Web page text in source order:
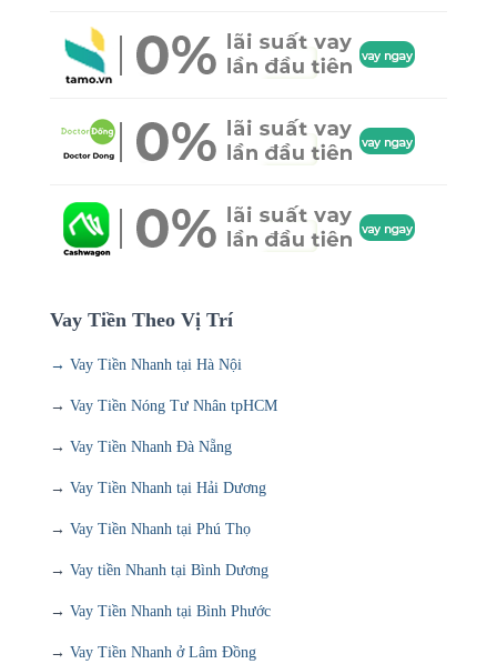
Vay Tiền Theo Vị Trí
→ Vay Tiền Nhanh tại Hà Nội
→ Vay Tiền Nóng Tư Nhân tpHCM
→ Vay Tiền Nhanh Đà Nẵng
→ Vay Tiền Nhanh tại Hải Dương
→ Vay Tiền Nhanh tại Phú Thọ
→ Vay tiền Nhanh tại Bình Dương
→ Vay Tiền Nhanh tại Bình Phước
→ Vay Tiền Nhanh ở Lâm Đồng